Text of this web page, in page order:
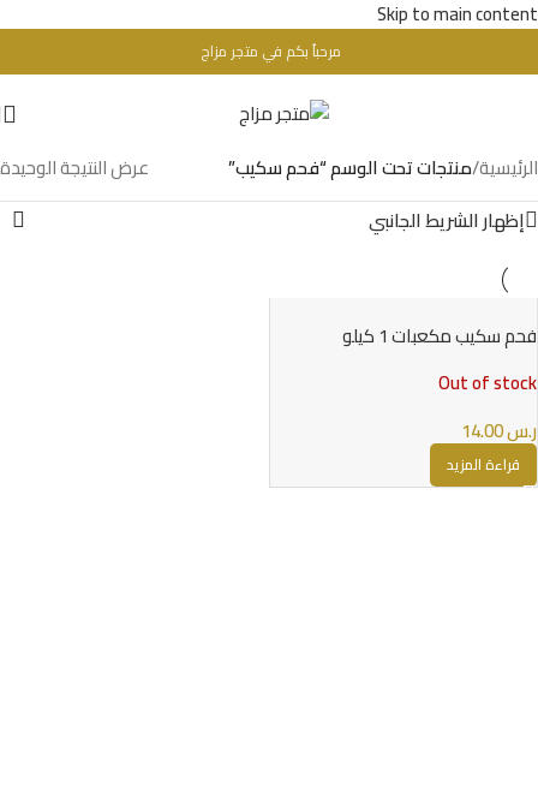
Skip to main content
تحذير : للبالغين فقط + 18 عام - WARINIG : Not For Sale For Minors
مرحباُ بكم في متجر مزاج
الرئيسية/منتجات تحت الوسم “فحم سكيب”
عرض النتيجة الوحيدة
إظهار الشريط الجانبي
فحم سكيب مكعبات 1 كيلو
Out of stock
ر.س
قراءة المزيد